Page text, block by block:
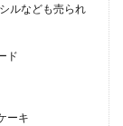
活用
捌き方がわからな
ルなども売られ
ド
ーキ